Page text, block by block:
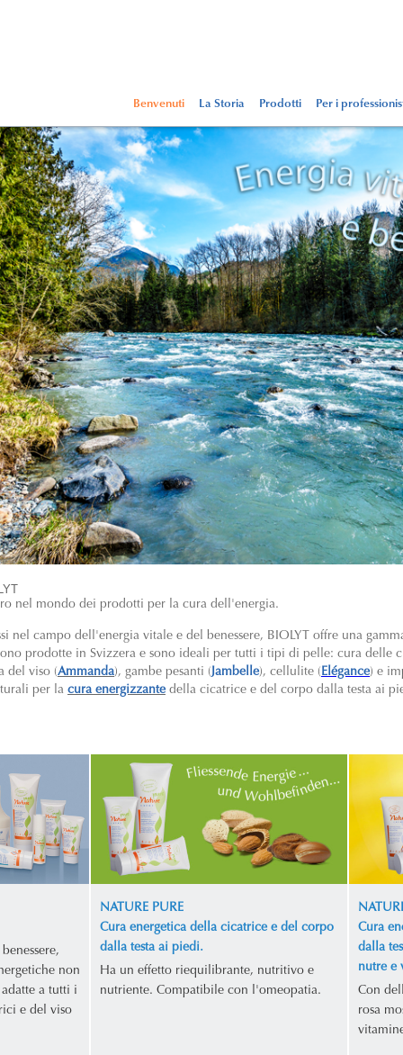
Benvenuti La Storia Prodotti Per i
nel mondo dei prodotti per la cura dell'energia.
nel campo dell'energia vitale e del benessere, BIOLYT offre una
prodotte in Svizzera e sono ideali per tutti i tipi di pelle: cura delle
del viso (Ammanda), gambe pesanti (Jambelle), cellulite (Elégance) e
per la cura energizzantedella cicatrice e del corpo dalla testa ai
non
a tutti i
e del viso
NATURE PURE
Cura energetica della cicatrice e del corpo
dalla testa ai piedi.
Ha un effetto riequilibrante, nutritivo e
nutriente. Compatibile con l'omeopatia.
Cura
dalla
nutre e
Con
rosa